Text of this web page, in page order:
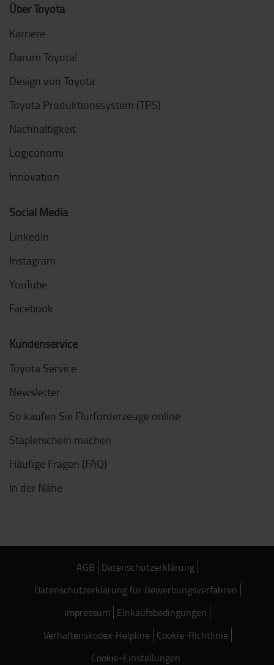
Über Toyota
Karriere
Darum Toyota!
Design von Toyota
Toyota Produktionssystem (TPS)
Nachhaltigkeit
Logiconomi
Innovation
Social Media
LinkedIn
Instagram
YouTube
Facebook
Kundenservice
Toyota Service
Newsletter
So kaufen Sie Flurförderzeuge online
Staplerschein machen
Häufige Fragen (FAQ)
In der Nähe
AGB Datenschutzerklärung
Datenschutzerklärung für Bewerbungsverfahren
Impressum Einkaufsbedingungen
Verhaltenskodex-Helpline Cookie-Richtlinie
Cookie-Einstellungen